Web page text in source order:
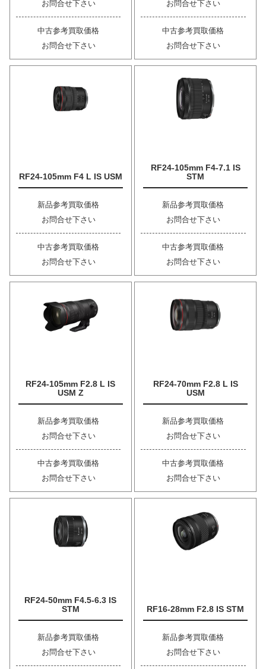
お問合せ下さい
中古参考買取価格
お問合せ下さい
お問合せ下さい
中古参考買取価格
お問合せ下さい
RF24-105mm F4 L IS USM
新品参考買取価格
お問合せ下さい
中古参考買取価格
お問合せ下さい
RF24-105mm F4-7.1 IS
STM
新品参考買取価格
お問合せ下さい
中古参考買取価格
お問合せ下さい
RF24-105mm F2.8 L IS
USM Z
新品参考買取価格
お問合せ下さい
中古参考買取価格
お問合せ下さい
RF24-70mm F2.8 L IS
USM
新品参考買取価格
お問合せ下さい
中古参考買取価格
お問合せ下さい
RF24-50mm F4.5-6.3 IS
STM
新品参考買取価格
お問合せ下さい
RF16-28mm F2.8 IS STM
新品参考買取価格
お問合せ下さい